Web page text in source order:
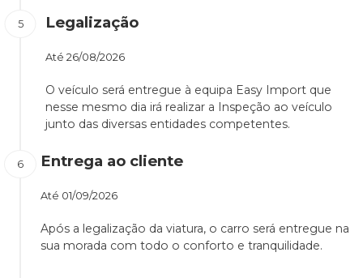
Legalização
Até 26/08/2026
O veículo será entregue à equipa Easy Import que
nesse mesmo dia irá realizar a Inspeção ao veículo
junto das diversas entidades competentes.
Entrega ao cliente
Até 01/09/2026
Após a legalização da viatura, o carro será entregue na
sua morada com todo o conforto e tranquilidade.